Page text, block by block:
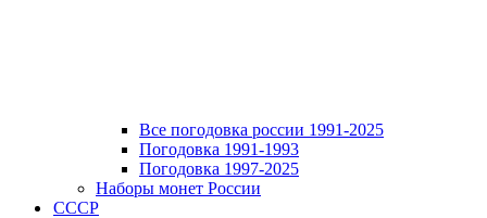
Все погодовка россии 1991-2025
Погодовка 1991-1993
Погодовка 1997-2025
Наборы монет России
СССР